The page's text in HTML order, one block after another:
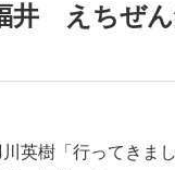
井 えちぜ
英樹「行ってきま